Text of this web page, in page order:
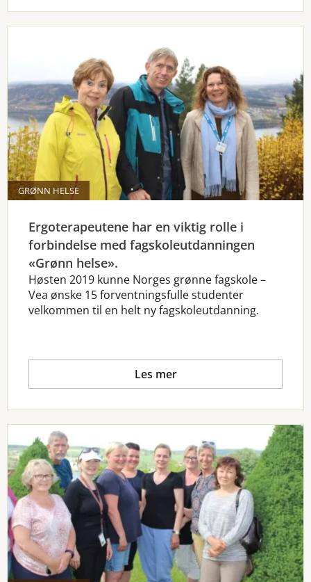
GRØNN HELSE
Ergoterapeutene har en viktig rolle i
forbindelse med fagskoleutdanningen
«Grønn helse».
Høsten 2019 kunne Norges grønne fagskole –
Vea ønske 15 forventningsfulle studenter
velkommen til en helt ny fagskoleutdanning.
Les mer